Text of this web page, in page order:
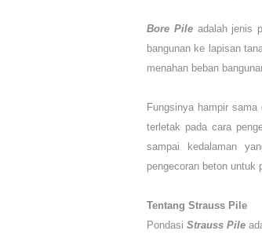
Bore Pile adalah jenis
bangunan ke lapisan
menahan beban
Fungsinya hampir
terletak pada cara
sampai kedalaman
pengecoran beton untuk
Tentang Strauss Pile
PondasiStrauss Pile